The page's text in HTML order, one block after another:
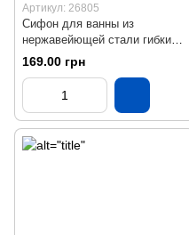
Артикул: 26805
Сифон для ванны из
нержавейющей стали гибкий
KronoPlast В-1050
169.00 грн